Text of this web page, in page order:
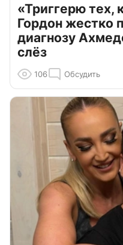
«Триггерю тех,
Гордон жестко
диагнозу
слёз
106 Обсудить